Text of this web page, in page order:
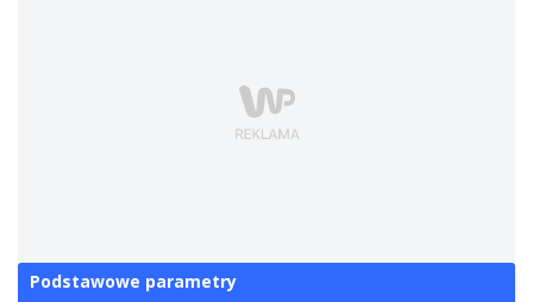
Podstawowe parametry